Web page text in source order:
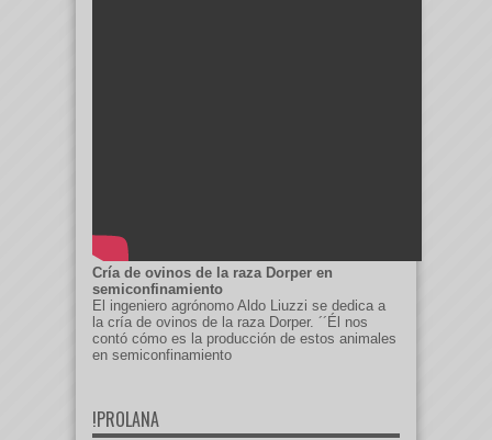
Cría de ovinos de la raza Dorper en
semiconfinamiento
El ingeniero agrónomo Aldo Liuzzi se dedica a
la cría de ovinos de la raza Dorper. ´´Él nos
contó cómo es la producción de estos animales
en semiconfinamiento
!PROLANA